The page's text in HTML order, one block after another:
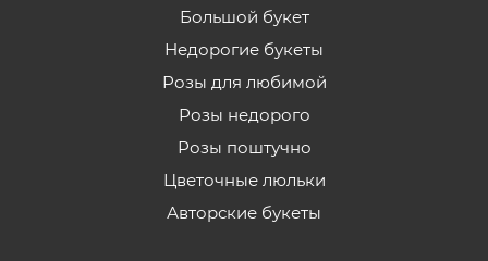
Большой букет
Недорогие букеты
Розы для любимой
Розы недорого
Розы поштучно
Цветочные люльки
Авторские букеты